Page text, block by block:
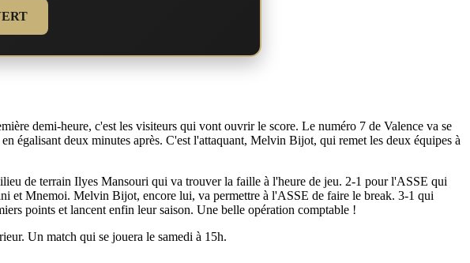
demi-heure, c'est les visiteurs qui vont ouvrir le score. Le numéro 7 de Valence va se
égalisant deux minutes après. C'est l'attaquant, Melvin Bijot, qui remet les deux équipes à
de terrain Ilyes Mansouri qui va trouver la faille à l'heure de jeu. 2-1 pour l'ASSE qui
et Mnemoi. Melvin Bijot, encore lui, va permettre à l'ASSE de faire le break. 3-1 qui
points et lancent enfin leur saison. Une belle opération comptable !
Un match qui se jouera le samedi à 15h.